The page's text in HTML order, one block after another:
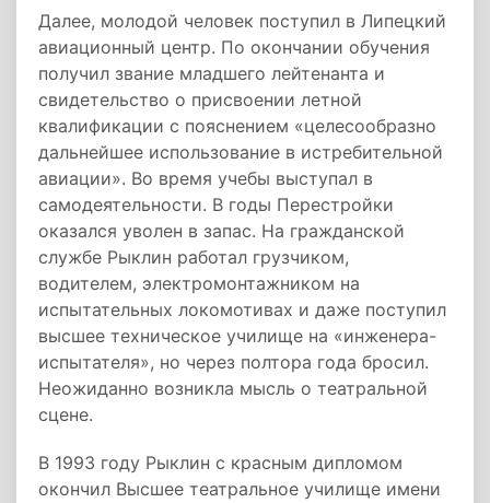
Далее, молодой человек поступил в Липецкий
авиационный центр. По окончании обучения
получил звание младшего лейтенанта и
свидетельство о присвоении летной
квалификации с пояснением «целесообразно
дальнейшее использование в истребительной
авиации». Во время учебы выступал в
самодеятельности. В годы Перестройки
оказался уволен в запас. На гражданской
службе Рыклин работал грузчиком,
водителем, электромонтажником на
испытательных локомотивах и даже поступил
высшее техническое училище на «инженера-
испытателя», но через полтора года бросил.
Неожиданно возникла мысль о театральной
сцене.
В 1993 году Рыклин с красным дипломом
окончил Высшее театральное училище имени